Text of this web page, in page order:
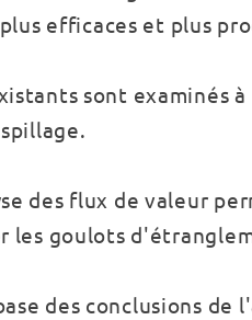
efficaces et plus
sont examinés
des flux de valeur
goulots
des conclusions de